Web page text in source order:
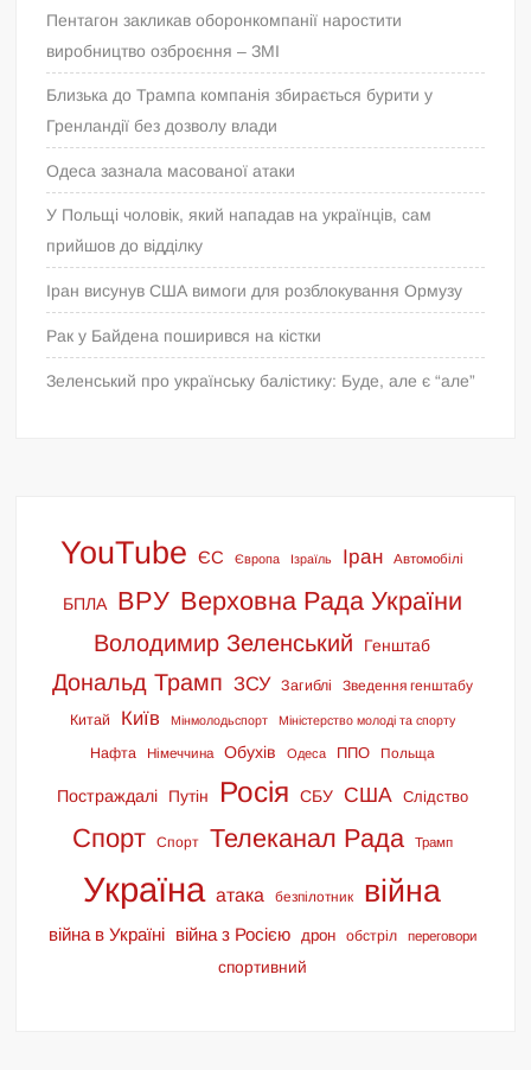
Пентагон закликав оборонкомпанії наростити
виробництво озброєння – ЗМІ
Близька до Трампа компанія збирається бурити у
Гренландії без дозволу влади
Одеса зазнала масованої атаки
У Польщі чоловік, який нападав на українців, сам
прийшов до відділку
Іран висунув США вимоги для розблокування Ормузу
Рак у Байдена поширився на кістки
Зеленський про українську балістику: Буде, але є “але”
YouTube ЄС Європа Ізраїль Іран Автомобілі
БПЛА ВРУ Верховна Рада України
Володимир Зеленський Генштаб
Дональд Трамп ЗСУ Загиблі Зведення генштабу
Китай Київ Мінмолодьспорт Міністерство молоді та спорту
Нафта Німеччина Обухів Одеса ППО Польща
Постраждалі Путін Росія СБУ США Слідство
Спорт Спорт Телеканал Рада Трамп
Україна атака безпілотник війна
війна в Україні війна з Росією дрон обстріл переговори
спортивний